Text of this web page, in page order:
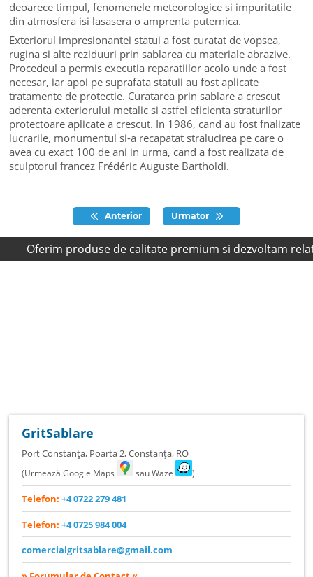
deoarece timpul, fenomenele meteorologice si impuritatile
din atmosfera isi lasasera o amprenta puternica.
Exteriorul impresionantei statui a fost curatat de vopsea,
rugina si alte reziduuri prin sablarea cu materiale abrazive.
Procedeul a permis executia reparatiilor acolo unde a fost
necesar, iar apoi pe suprafata statuii au fost aplicate
tratamente de protectie. Curatarea prin sablare a crescut
aderenta exteriorului metalic si astfel eficienta straturilor
protectoare aplicate a crescut. In 1986, cand au fost fnalizate
lucrarile, monumentul si-a recapatat stralucirea pe care o
avea cu exact 100 de ani in urma, cand a fost realizata de
sculptorul francez Frédéric Auguste Bartholdi.
Anterior Urmator
Oferim produse de calitate premium si dezvoltam
GritSablare
Port Constanța, Poarta 2,Constanța, RO
(Urmează Google Maps sau Waze )
Telefon: +4 0722 279 481
Telefon: +4 0725 984 004
comercialgritsablare@gmail.com